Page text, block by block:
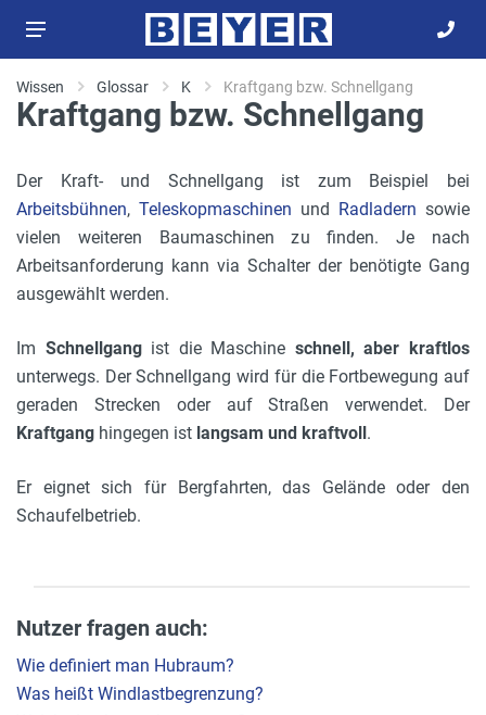
Wissen Glossar K Kraftgang bzw. Schnellgang
Kraftgang bzw. Schnellgang
Der Kraft- und Schnellgang ist zum Beispiel bei
Arbeitsbühnen, Teleskopmaschinen und Radladern sowie
vielen weiteren Baumaschinen zu finden. Je nach
Arbeitsanforderung kann via Schalter der benötigte Gang
ausgewählt werden.
Im Schnellgangist die Maschine schnell, aber kraftlos
unterwegs. Der Schnellgang wird für die Fortbewegung auf
geraden Strecken oder auf Straßen verwendet. Der
Kraftgang hingegen ist langsam und kraftvoll.
Er eignet sich für Bergfahrten, das Gelände oder den
Schaufelbetrieb.
Nutzer fragen auch:
Wie definiert man Hubraum?
Was heißt Windlastbegrenzung?